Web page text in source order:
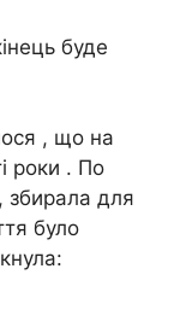
буде
, що на
роки . По
збирала для
було